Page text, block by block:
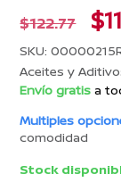
$122.77 El
$
SKU:
Aceites y
Envío gratis a
Multiples
comodidad
Stock